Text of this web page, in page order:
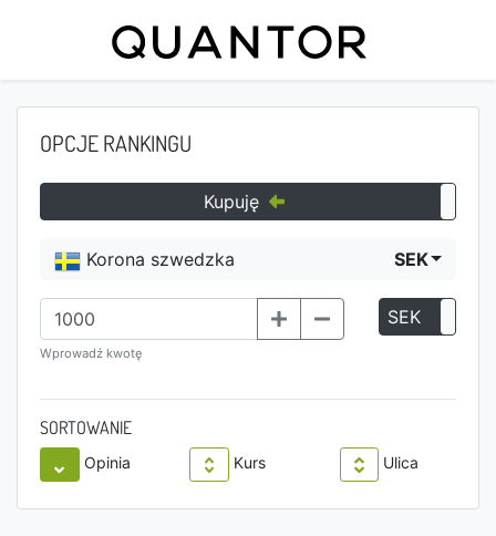
OPCJE RANKINGU
Kupuję
Korona szwedzka SEK
Wprowadź kwotę
SEK
SORTOWANIE
Opinia Kurs Ulica